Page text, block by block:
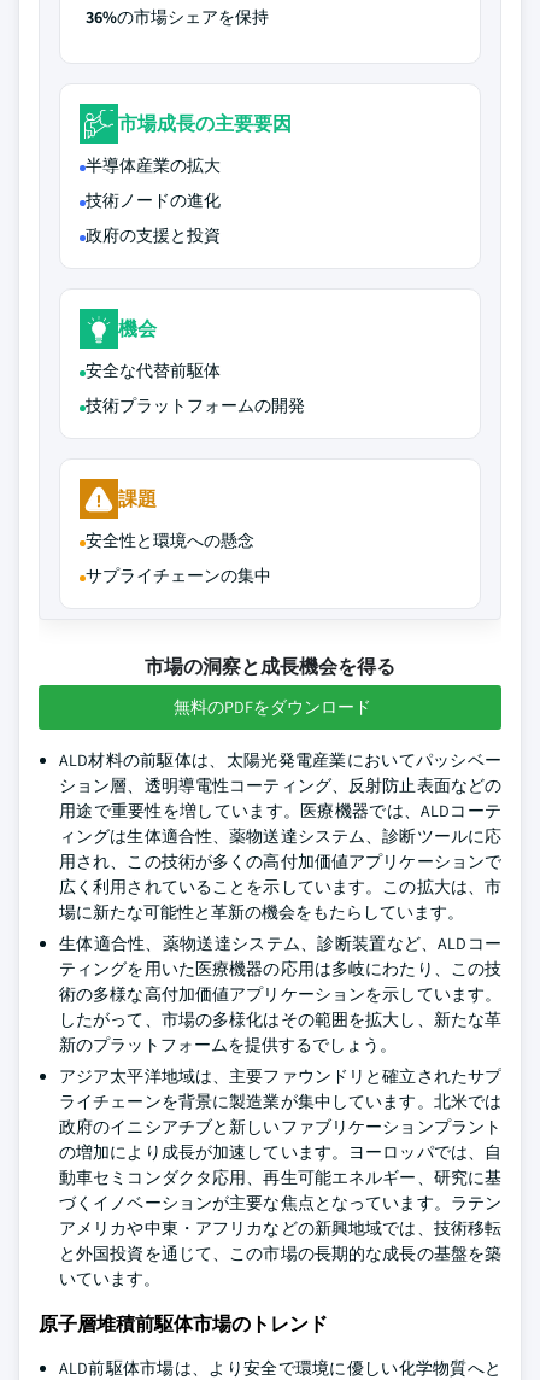
36%の市場シェアを保持
市場成長の主要要因
半導体産業の拡大
技術ノードの進化
政府の支援と投資
機会
安全な代替前駆体
技術プラットフォームの開発
課題
安全性と環境への懸念
サプライチェーンの集中
市場の洞察と成長機会を得る
無料のPDFをダウンロード
ALD材料の前駆体は、太陽光発電産業においてパッシベー
ション層、透明導電性コーティング、反射防止表面などの
用途で重要性を増しています。医療機器では、ALDコーテ
ィングは生体適合性、薬物送達システム、診断ツールに応
用され、この技術が多くの高付加価値アプリケーションで
広く利用されていることを示しています。この拡大は、市
場に新たな可能性と革新の機会をもたらしています。
生体適合性、薬物送達システム、診断装置など、ALDコー
ティングを用いた医療機器の応用は多岐にわたり、この技
術の多様な高付加価値アプリケーションを示しています。
したがって、市場の多様化はその範囲を拡大し、新たな革
新のプラットフォームを提供するでしょう。
アジア太平洋地域は、主要ファウンドリと確立されたサプ
ライチェーンを背景に製造業が集中しています。北米では
政府のイニシアチブと新しいファブリケーションプラント
の増加により成長が加速しています。ヨーロッパでは、自
動車セミコンダクタ応用、再生可能エネルギー、研究に基
づくイノベーションが主要な焦点となっています。ラテン
アメリカや中東・アフリカなどの新興地域では、技術移転
と外国投資を通じて、この市場の長期的な成長の基盤を築
いています。
原子層堆積前駆体市場のトレンド
ALD前駆体市場は、より安全で環境に優しい化学物質へと